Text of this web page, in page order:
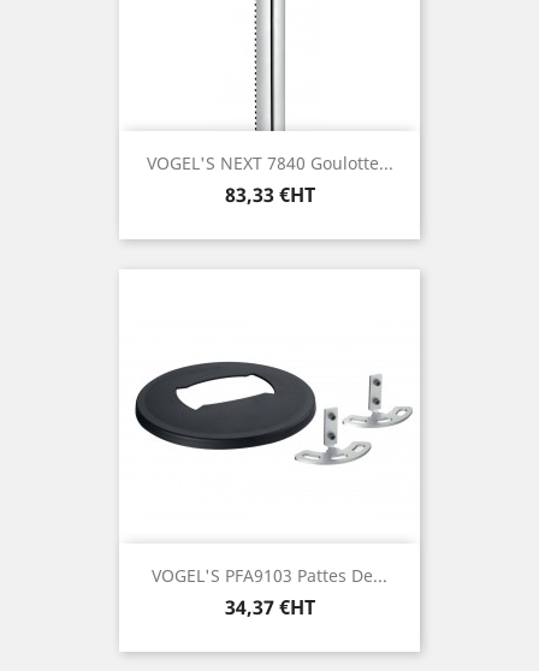
VOGEL'S NEXT 7840 Goulotte...
Prix
83,33 €HT
VOGEL'S PFA9103 Pattes De...
Prix
34,37 €HT